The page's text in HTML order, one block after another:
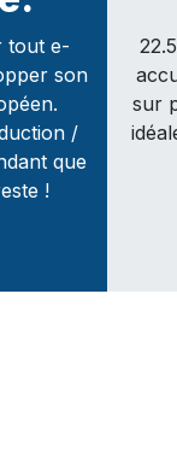
tout e-
son
/
que
!
sur